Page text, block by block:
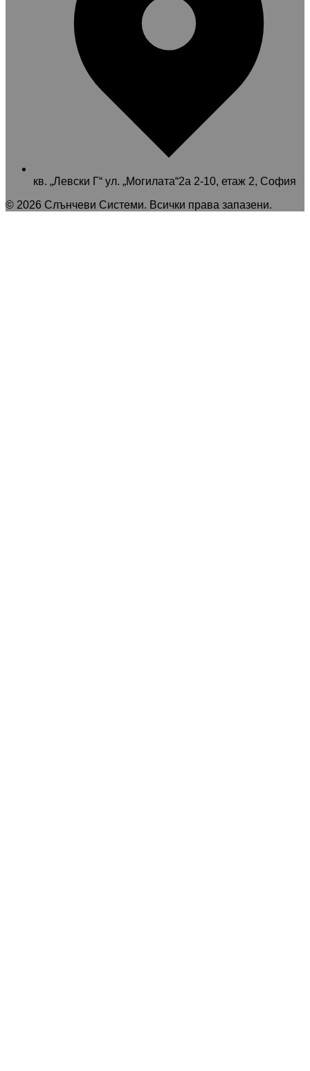
кв. „Левски Г“ ул. „Могилата“2а 2-10, етаж 2, София
© 2026 Слънчеви Системи. Всички права запазени.